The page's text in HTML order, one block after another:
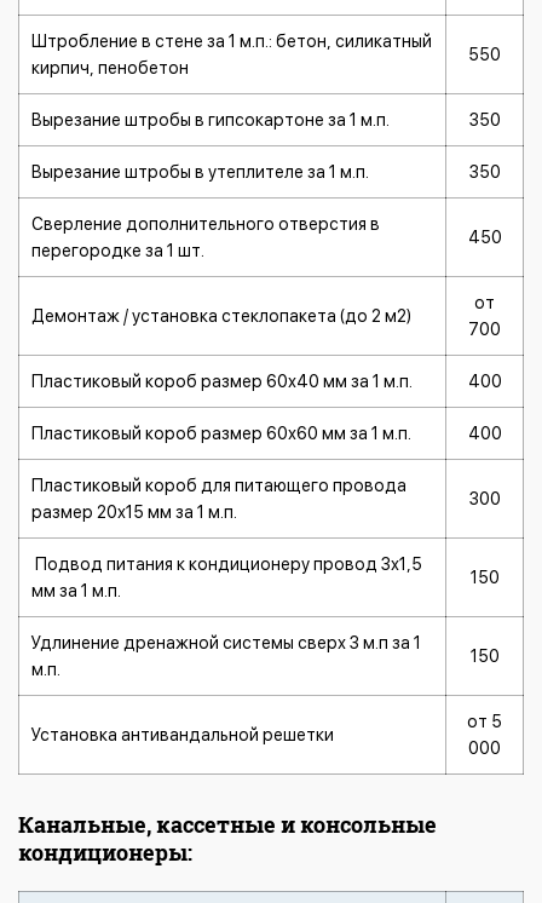
Штробление в стене за 1 м.п.: бетон, силикатный
кирпич, пенобетон
550
Вырезание штробы в гипсокартоне за 1 м.п. 350
Вырезание штробы в утеплителе за 1 м.п. 350
Сверление дополнительного отверстия в
перегородке за 1 шт.
450
Демонтаж / установка стеклопакета (до 2 м2)
от
700
Пластиковый короб размер 60х40 мм за 1 м.п. 400
Пластиковый короб размер 60х60 мм за 1 м.п. 400
Пластиковый короб для питающего провода
размер 20х15 мм за 1 м.п.
300
Подвод питания к кондиционеру провод 3х1,5
мм за 1 м.п.
150
Удлинение дренажной системы сверх 3 м.п за 1
м.п.
150
Установка антивандальной решетки
от 5
000
Канальные, кассетные и консольные
кондиционеры: